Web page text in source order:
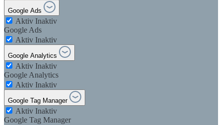
Google Ads
Aktiv Inaktiv
Google Ads
Aktiv Inaktiv
Google Analytics
Aktiv Inaktiv
Google Analytics
Aktiv Inaktiv
Google Tag Manager
Aktiv Inaktiv
Google Tag Manager